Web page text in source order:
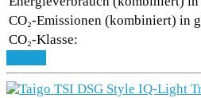
CO₂-Emissionen (kombiniert) in
CO₂-Klasse: